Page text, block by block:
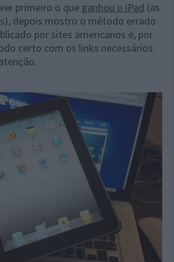
primeiro o que ganhou o iPad (as
depois mostro o método errado
por sites americanos e, por
certo com os links necessários.